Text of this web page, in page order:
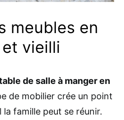
meubles en
vieilli
de salle à manger en
de mobilier crée un point
famille peut se réunir.